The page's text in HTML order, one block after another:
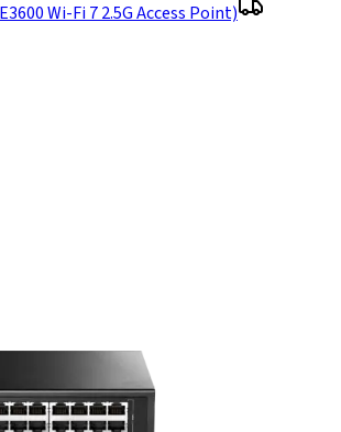
Wi-Fi 7 2.5G Access Point)